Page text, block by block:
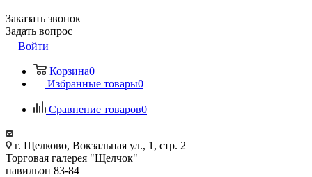
Заказать звонок
Задать вопрос
Войти
Корзина0
Избранные товары0
Сравнение товаров0
г. Щелково, Вокзальная ул., 1, стр. 2
Торговая галерея "Щелчок"
павильон 83-84